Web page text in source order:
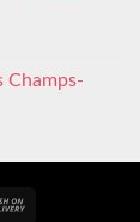
Champs-